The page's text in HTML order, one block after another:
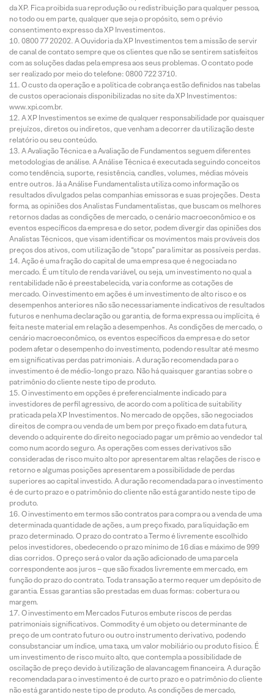
da XP. Fica proibida sua reprodução ou redistribuição para qualquer pessoa,
no todo ou em parte, qualquer que seja o propósito, sem o prévio
consentimento expresso da XP Investimentos.
0800 77 20202. A Ouvidoria da XP Investimentos tem a missão de servir
de canal de contato sempre que os clientes que não se sentirem satisfeitos
com as soluções dadas pela empresa aos seus problemas. O contato pode
ser realizado por meio do telefone: 0800 722 3710.
O custo da operação e a política de cobrança estão definidos nas tabelas
de custos operacionais disponibilizadas no site da XP Investimentos:
www.xpi.com.br.
A XP Investimentos se exime de qualquer responsabilidade por quaisquer
prejuízos, diretos ou indiretos, que venham a decorrer da utilização deste
relatório ou seu conteúdo.
A Avaliação Técnica e a Avaliação de Fundamentos seguem diferentes
metodologias de análise. A Análise Técnica é executada seguindo conceitos
como tendência, suporte, resistência, candles, volumes, médias móveis
entre outros. Já a Análise Fundamentalista utiliza como informação os
resultados divulgados pelas companhias emissoras e suas projeções. Desta
forma, as opiniões dos Analistas Fundamentalistas, que buscam os melhores
retornos dadas as condições de mercado, o cenário macroeconômico e os
eventos específicos da empresa e do setor, podem divergir das opiniões dos
Analistas Técnicos, que visam identificar os movimentos mais prováveis dos
preços dos ativos, com utilização de “stops” para limitar as possíveis perdas.
Ação é uma fração do capital de uma empresa que é negociada no
mercado. É um título de renda variável, ou seja, um investimento no qual a
rentabilidade não é preestabelecida, varia conforme as cotações de
mercado. O investimento em ações é um investimento de alto risco e os
desempenhos anteriores não são necessariamente indicativos de resultados
futuros e nenhuma declaração ou garantia, de forma expressa ou implícita, é
feita neste material em relação a desempenhos. As condições de mercado, o
cenário macroeconômico, os eventos específicos da empresa e do setor
podem afetar o desempenho do investimento, podendo resultar até mesmo
em significativas perdas patrimoniais. A duração recomendada para o
investimento é de médio-longo prazo. Não há quaisquer garantias sobre o
patrimônio do cliente neste tipo de produto.
O investimento em opções é preferencialmente indicado para
investidores de perfil agressivo, de acordo com a política de suitability
praticada pela XP Investimentos. No mercado de opções, são negociados
direitos de compra ou venda de um bem por preço fixado em data futura,
devendo o adquirente do direito negociado pagar um prêmio ao vendedor tal
como num acordo seguro. As operações com esses derivativos são
consideradas de risco muito alto por apresentarem altas relações de risco e
retorno e algumas posições apresentarem a possibilidade de perdas
superiores ao capital investido. A duração recomendada para o investimento
é de curto prazo e o patrimônio do cliente não está garantido neste tipo de
produto.
O investimento em termos são contratos para compra ou a venda de uma
determinada quantidade de ações, a um preço fixado, para liquidação em
prazo determinado. O prazo do contrato a Termo é livremente escolhido
pelos investidores, obedecendo o prazo mínimo de 16 dias e máximo de 999
dias corridos. O preço será o valor da ação adicionado de uma parcela
correspondente aos juros – que são fixados livremente em mercado, em
função do prazo do contrato. Toda transação a termo requer um depósito de
garantia. Essas garantias são prestadas em duas formas: cobertura ou
margem.
O investimento em Mercados Futuros embute riscos de perdas
patrimoniais significativos. Commodity é um objeto ou determinante de
preço de um contrato futuro ou outro instrumento derivativo, podendo
consubstanciar um índice, uma taxa, um valor mobiliário ou produto físico. É
um investimento de risco muito alto, que contempla a possibilidade de
oscilação de preço devido à utilização de alavancagem financeira. A duração
recomendada para o investimento é de curto prazo e o patrimônio do cliente
não está garantido neste tipo de produto. As condições de mercado,